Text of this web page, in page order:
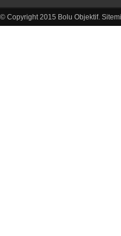
© Copyright 2015 Bolu Objektif.